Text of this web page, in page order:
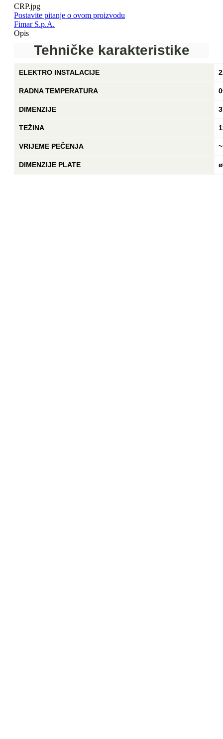
CRP.jpg
Postavite pitanje o ovom proizvodu
Fimar S.p.A.
Opis
Tehničke karakteristike
ELEKTRO INSTALACIJE
RADNA TEMPERATURA
DIMENZIJE
TEŽINA
VRIJEME PEČENJA
DIMENZIJE PLATE